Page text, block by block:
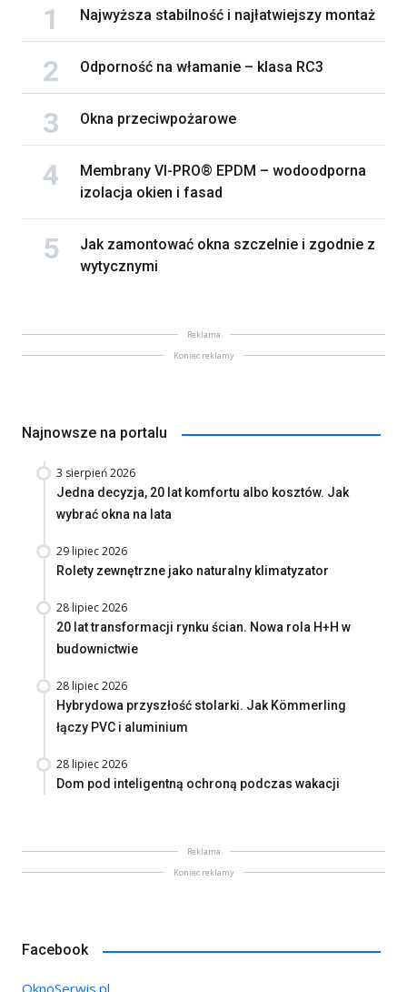
Najwyższa stabilność i najłatwiejszy montaż
Odporność na włamanie – klasa RC3
Okna przeciwpożarowe
Membrany VI-PRO® EPDM – wodoodporna
izolacja okien i fasad
Jak zamontować okna szczelnie i zgodnie z
wytycznymi
Reklama
Koniec reklamy
Najnowsze na portalu
3 sierpień 2026
Jedna decyzja, 20 lat komfortu albo kosztów. Jak
wybrać okna na lata
29 lipiec 2026
Rolety zewnętrzne jako naturalny klimatyzator
28 lipiec 2026
20 lat transformacji rynku ścian. Nowa rola H+H w
budownictwie
28 lipiec 2026
Hybrydowa przyszłość stolarki. Jak Kömmerling
łączy PVC i aluminium
28 lipiec 2026
Dom pod inteligentną ochroną podczas wakacji
Reklama
Koniec reklamy
Facebook